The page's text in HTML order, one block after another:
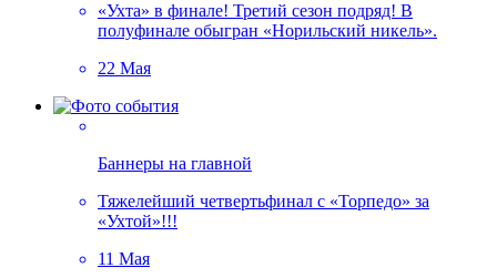
«Ухта» в финале! Третий сезон подряд! В
полуфинале обыгран «Норильский никель».
22 Мая
Баннеры на главной
Тяжелейший четвертьфинал с «Торпедо» за
«Ухтой»!!!
11 Мая